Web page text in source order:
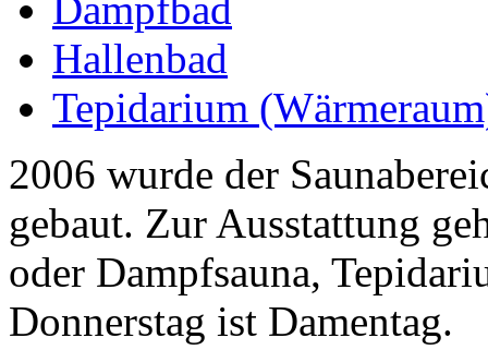
Hallenbad
Tepidarium
2006 wurde der
gebaut. Zur Ausstattung
oder Dampfsauna,
Donnerstag ist Damentag.